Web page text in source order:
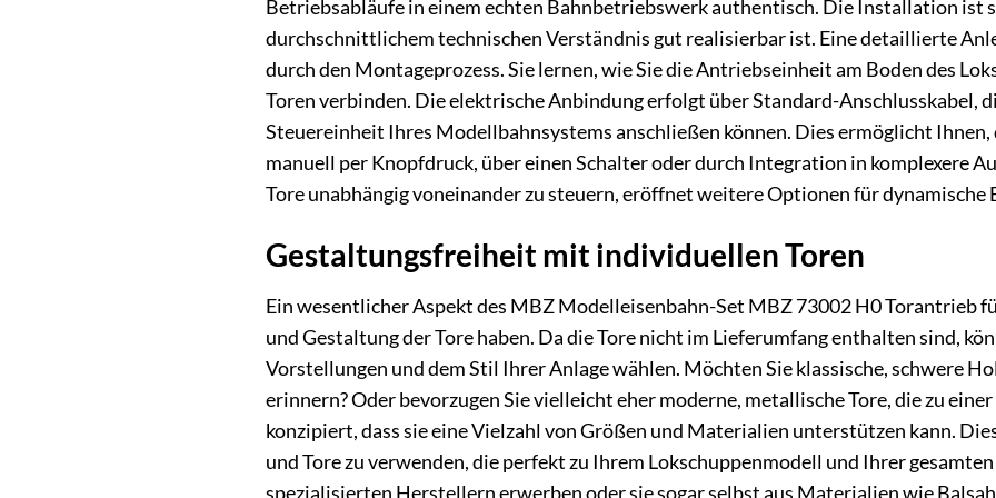
Betriebsabläufe in einem echten Bahnbetriebswerk authentisch. Die Installation ist
durchschnittlichem technischen Verständnis gut realisierbar ist. Eine detaillierte
durch den Montageprozess. Sie lernen, wie Sie die Antriebseinheit am Boden des
Toren verbinden. Die elektrische Anbindung erfolgt über Standard-Anschlusskabel,
Steuereinheit Ihres Modellbahnsystems anschließen können. Dies ermöglicht Ihnen,
manuell per Knopfdruck, über einen Schalter oder durch Integration in komplexere
Tore unabhängig voneinander zu steuern, eröffnet weitere Optionen für dynamische
Gestaltungsfreiheit mit individuellen Toren
Ein wesentlicher Aspekt des MBZ Modelleisenbahn-Set MBZ 73002 H0 Torantrieb
und Gestaltung der Tore haben. Da die Tore nicht im Lieferumfang enthalten sind,
Vorstellungen und dem Stil Ihrer Anlage wählen. Möchten Sie klassische, schwere
erinnern? Oder bevorzugen Sie vielleicht eher moderne, metallische Tore, die zu
konzipiert, dass sie eine Vielzahl von Größen und Materialien unterstützen kann.
und Tore zu verwenden, die perfekt zu Ihrem Lokschuppenmodell und Ihrer
spezialisierten Herstellern erwerben oder sie sogar selbst aus Materialien wie